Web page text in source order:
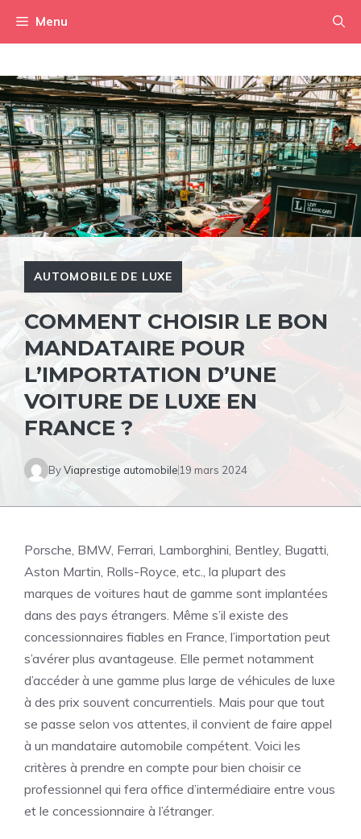
Menu
AUTOMOBILE DE LUXE
COMMENT CHOISIR LE BON
MANDATAIRE POUR
L’IMPORTATION D’UNE
VOITURE DE LUXE EN
FRANCE ?
ByViaprestige automobile 19 mars 2024
Porsche, BMW, Ferrari, Lamborghini, Bentley, Bugatti,
Aston Martin, Rolls-Royce, etc., la plupart des
marques de voitures haut de gamme sont implantées
dans des pays étrangers. Même s’il existe des
concessionnaires fiables en France, l’importation peut
s’avérer plus avantageuse. Elle permet notamment
d’accéder à une gamme plus large de véhicules de luxe
à des prix souvent concurrentiels. Mais pour que tout
se passe selon vos attentes, il convient de faire appel
à un mandataire automobile compétent. Voici les
critères à prendre en compte pour bien choisir ce
professionnel qui fera office d’intermédiaire entre vous
et le concessionnaire à l’étranger.